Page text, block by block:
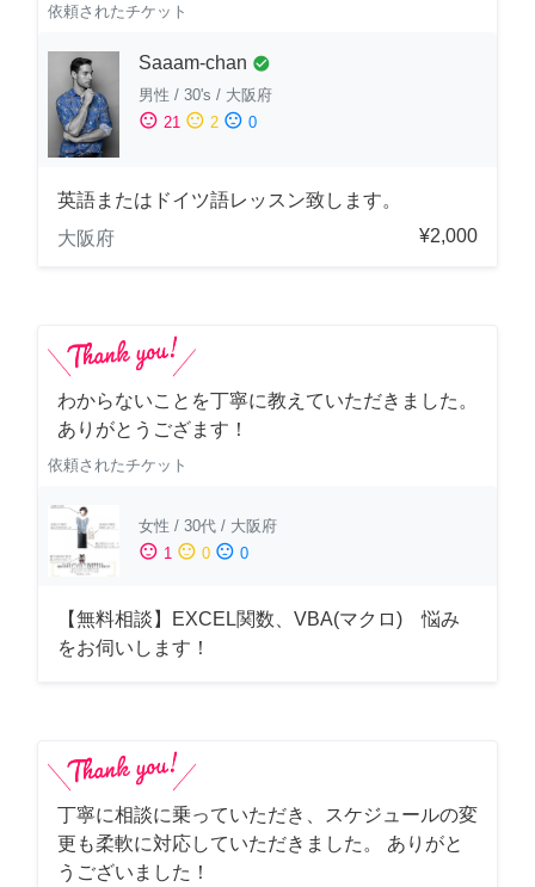
依頼されたチケット
Saaam-chan check_circle
男性 / 30's / 大阪府
sentiment_satisfied 21 sentiment_neutral 2 sentiment_dissatisfied 0
英語またはドイツ語レッスン致します。
大阪府
¥2,000
わからないことを丁寧に教えていただきました。
ありがとうござます！
依頼されたチケット
女性 / 30代 / 大阪府
sentiment_satisfied 1 sentiment_neutral 0 sentiment_dissatisfied 0
【無料相談】EXCEL関数、VBA(マクロ) 悩み
をお伺いします！
丁寧に相談に乗っていただき、スケジュールの変
更も柔軟に対応していただきました。 ありがと
うございました！